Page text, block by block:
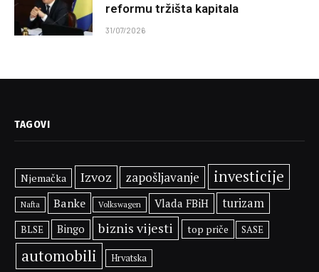
reformu tržišta kapitala
31/07/2026
TAGOVI
Njemačka Izvoz zapošljavanje investicije
Nafta Banke Volkswagen Vlada FBiH turizam
BLSE Bingo biznis vijesti top priče SASE
automobili Hrvatska